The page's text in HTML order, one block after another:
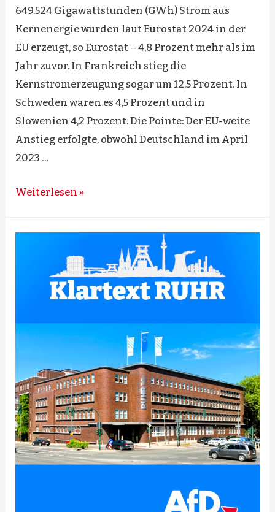
649.524 Gigawattstunden (GWh) Strom aus
Kernenergie wurden laut Eurostat 2024 in der
EU erzeugt, so Eurostat – 4,8 Prozent mehr als im
Jahr zuvor. In Frankreich stieg die
Kernstromerzeugung sogar um 12,5 Prozent. In
Schweden waren es 4,5 Prozent und in
Slowenien 4,2 Prozent. Die Pointe: Der EU-weite
Anstieg erfolgte, obwohl Deutschland im April
2023 …
Mehr
Atomausstiegs!
Weiterlesen »